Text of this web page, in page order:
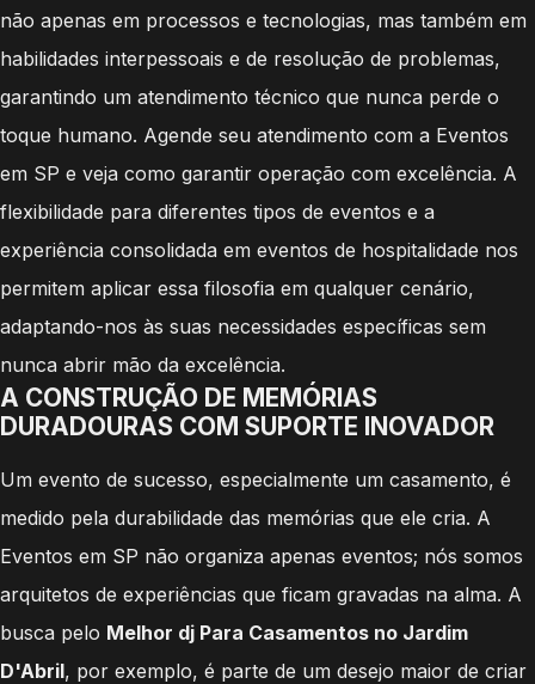
não apenas em processos e tecnologias, mas também em
habilidades interpessoais e de resolução de problemas,
garantindo um atendimento técnico que nunca perde o
toque humano. Agende seu atendimento com a Eventos
em SP e veja como garantir operação com excelência. A
flexibilidade para diferentes tipos de eventos e a
experiência consolidada em eventos de hospitalidade nos
permitem aplicar essa filosofia em qualquer cenário,
adaptando-nos às suas necessidades específicas sem
nunca abrir mão da excelência.
A CONSTRUÇÃO DE MEMÓRIAS
DURADOURAS COM SUPORTE INOVADOR
Um evento de sucesso, especialmente um casamento, é
medido pela durabilidade das memórias que ele cria. A
Eventos em SP não organiza apenas eventos; nós somos
arquitetos de experiências que ficam gravadas na alma. A
busca pelo Melhor dj Para Casamentos no Jardim
D'Abril, por exemplo, é parte de um desejo maior de criar